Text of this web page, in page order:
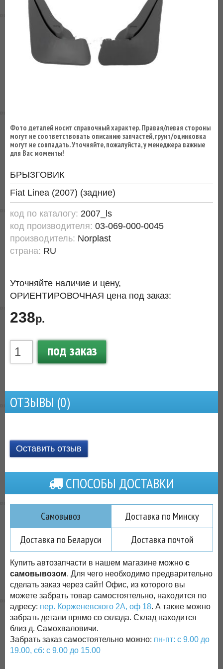
Фото деталей носит справочный характер. Правая/левая стороны
могут не соответствовать описанию запчастей, грунт/оцинковка
могут не совпадать. Уточняйте, пожалуйста, у менеджера важные
для Вас моменты!
БРЫЗГОВИК
Fiat Linea (2007) (задние)
код по каталогу: 2007_ls
код производителя: 03-069-000-0045
производитель: Norplast
страна: RU
Уточняйте наличие и цену,
ОРИЕНТИРОВОЧНАЯ цена под заказ:
238р.
под заказ
ОТЗЫВЫ (0)
Оставить отзыв
СПОСОБЫ ДОСТАВКИ
Самовывоз
Доставка по Минску
Доставка по Беларуси
Доставка почтой
Купить автозапчасти в нашем магазине можно с
самовывозом. Для чего необходимо предварительно
сделать заказ через сайт! Офис, из которого вы
можете забрать товар самостоятельно, находится по
адресу: пер. Корженевского 2А, оф 18. А также можно
забрать детали прямо со склада. Склад находится
близ д. Самохваловичи.
Забрать заказ самостоятельно можно: пн-пт: с 9.00 до
19.00, сб: с 9.00 до 15.00